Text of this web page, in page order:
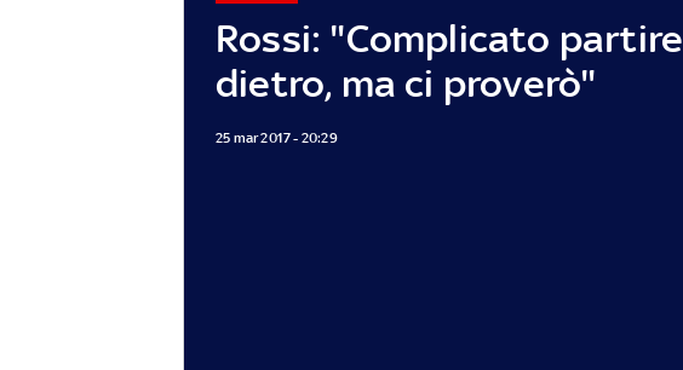
Rossi: "Complicato partire
dietro, ma ci proverò"
25 mar 2017 - 20:29